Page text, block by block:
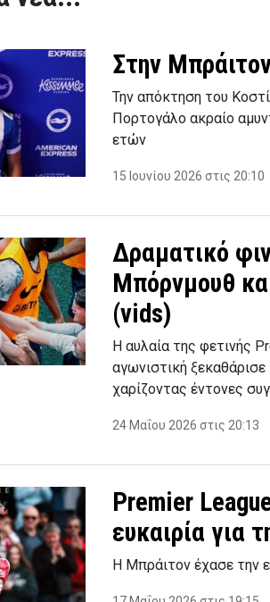
Στην
Την απόκτηση του
Πορτογάλο ακραίο
ετών
15 Ιουνίου 2026 στις 20:10
Δραματικό
Μπόρνμουθ
(vids)
Η αυλαία της φετινής
αγωνιστική
χαρίζοντας έντονες
24 Μαΐου 2026 στις 20:13
Premier
ευκαιρία για
Η Μπράιτον έχασε την